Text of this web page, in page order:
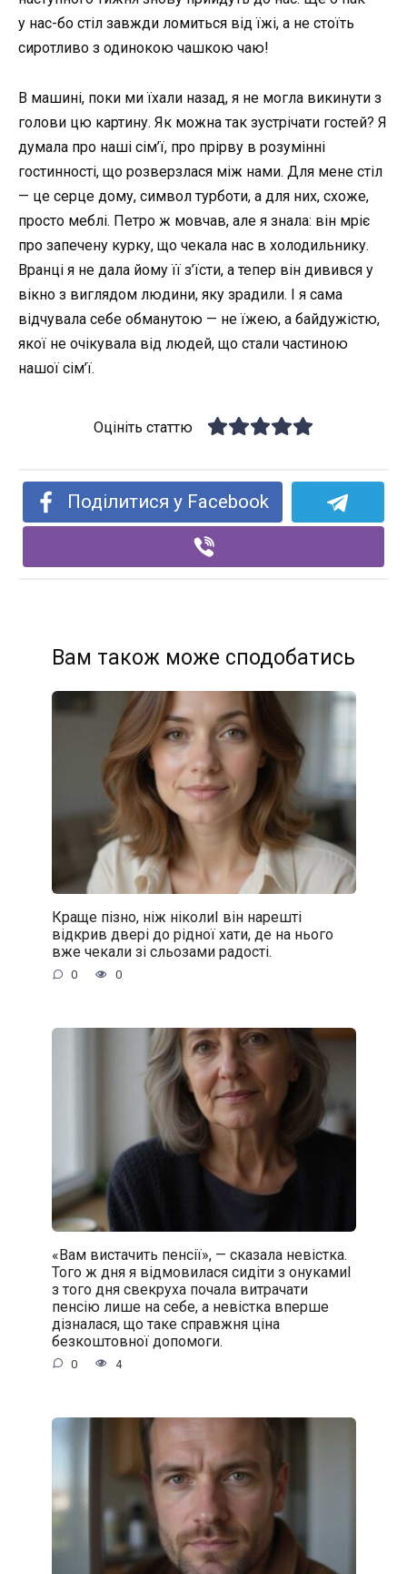
у нас-бо стіл завжди ломиться від їжі, а не стоїть
сиротливо з одинокою чашкою чаю!
В машині, поки ми їхали назад, я не могла викинути з
голови цю картину. Як можна так зустрічати гостей? Я
думала про наші сім’ї, про прірву в розумінні
гостинності, що розверзлася між нами. Для мене стіл
— це серце дому, символ турботи, а для них, схоже,
просто меблі. Петро ж мовчав, але я знала: він мріє
про запечену курку, що чекала нас в холодильнику.
Вранці я не дала йому її з’їсти, а тепер він дивився у
вікно з виглядом людини, яку зрадили. І я сама
відчувала себе обманутою — не їжею, а байдужістю,
якої не очікувала від людей, що стали частиною
нашої сім’ї.
Оцініть статтю
Поділитися у Facebook
Вам також може сподобатись
Краще пізно, ніж ніколиІ він нарешті
відкрив двері до рідної хати, де на нього
вже чекали зі сльозами радості.
0 0
«Вам вистачить пенсії», — сказала невістка.
Того ж дня я відмовилася сидіти з онукамиІ
з того дня свекруха почала витрачати
пенсію лише на себе, а невістка вперше
дізналася, що таке справжня ціна
безкоштовної допомоги.
0 4